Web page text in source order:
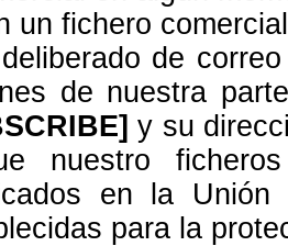
un fichero
de
de nuestra
y su
nuestro
en la
para la